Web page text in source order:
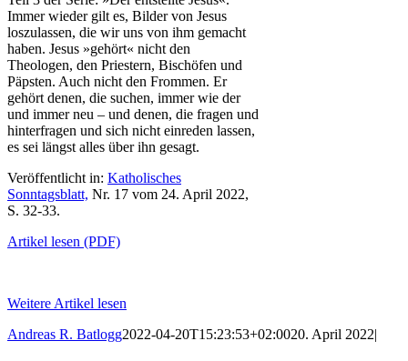
Immer wieder gilt es, Bilder von Jesus
loszulassen, die wir uns von ihm gemacht
haben. Jesus »gehört« nicht den
Theologen, den Priestern, Bischöfen und
Päpsten. Auch nicht den Frommen. Er
gehört denen, die suchen, immer wie­ der
und immer neu – und denen, die fragen und
hinterfra­gen und sich nicht einreden las­sen,
es sei längst alles über ihn gesagt.
Veröffentlicht in: Katholisches
Sonntagsblatt, Nr. 17 vom 24. April 2022,
S. 32-33.
Artikel lesen (PDF)
Weitere Artikel lesen
Andreas R. Batlogg2022-04-20T15:23:53+02:0020. April 2022|